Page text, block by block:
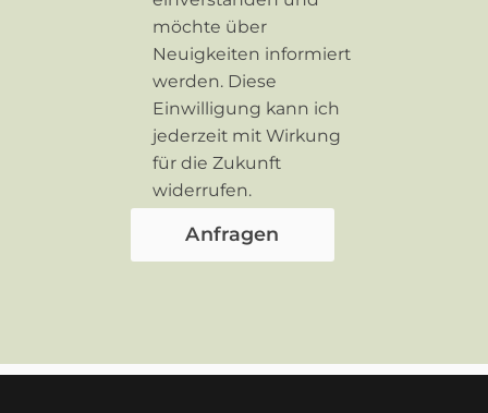
möchte über
Neuigkeiten informiert
werden. Diese
Einwilligung kann ich
jederzeit mit Wirkung
für die Zukunft
widerrufen.